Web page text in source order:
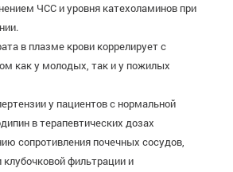
ЧСС и уровня катехоламинов при
в плазме крови коррелирует с
как у молодых, так и у пожилых
у пациентов с нормальной
в терапевтических дозах
сопротивления почечных сосудов,
фильтрации и